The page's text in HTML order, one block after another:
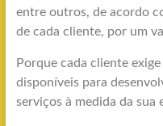
entre outros, de acordo
de cada cliente, por um
Porque cada cliente
disponíveis para
serviços à medida da sua